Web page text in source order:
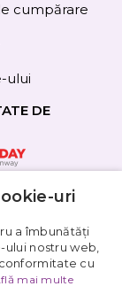
cumpărare
ului
DE
uri
a îmbunătăți
nostru web,
cu
mai multe